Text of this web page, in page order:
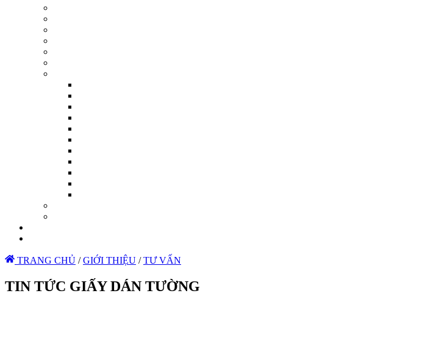
TRANG CHỦ / GIỚI THIỆU / TƯ VẤN
TIN TỨC GIẤY DÁN TƯỜNG